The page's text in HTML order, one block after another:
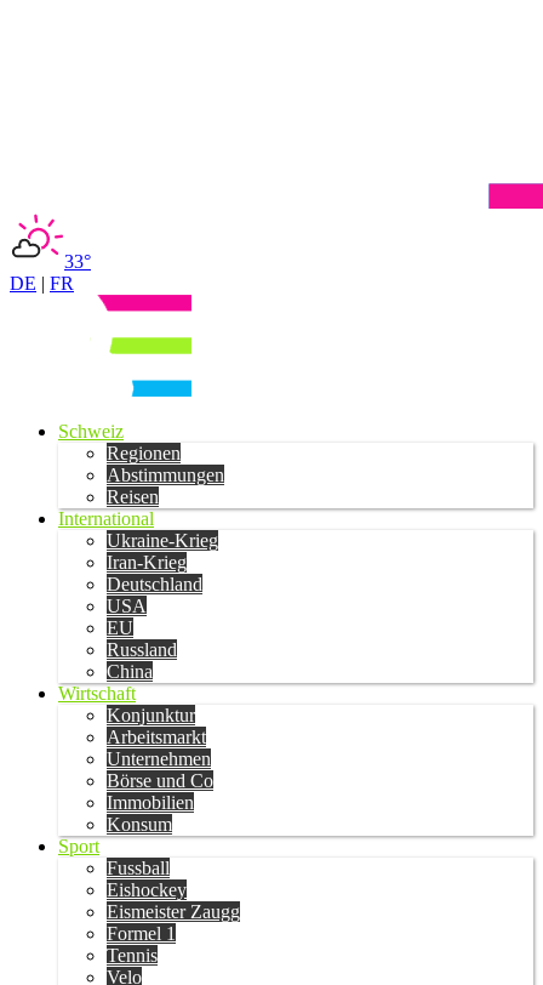
33°
DE | FR
Schweiz
Regionen
Abstimmungen
Reisen
International
Ukraine-Krieg
Iran-Krieg
Deutschland
USA
EU
Russland
China
Wirtschaft
Konjunktur
Arbeitsmarkt
Unternehmen
Börse und Co
Immobilien
Konsum
Sport
Fussball
Eishockey
Eismeister Zaugg
Formel 1
Tennis
Velo